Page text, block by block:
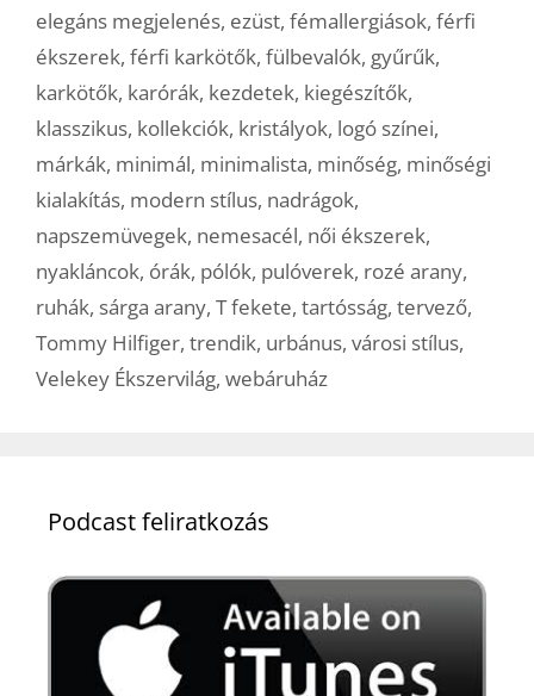
elegáns megjelenés, ezüst, fémallergiások, férfi
ékszerek, férfi karkötők, fülbevalók, gyűrűk,
karkötők, karórák, kezdetek, kiegészítők,
klasszikus, kollekciók, kristályok, logó színei,
márkák, minimál, minimalista, minőség, minőségi
kialakítás, modern stílus, nadrágok,
napszemüvegek, nemesacél, női ékszerek,
nyakláncok, órák, pólók, pulóverek, rozé arany,
ruhák, sárga arany, T fekete, tartósság, tervező,
Tommy Hilfiger, trendik, urbánus, városi stílus,
Velekey Ékszervilág, webáruház
Podcast feliratkozás